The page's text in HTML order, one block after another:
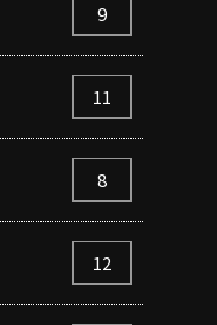
9
11
8
12